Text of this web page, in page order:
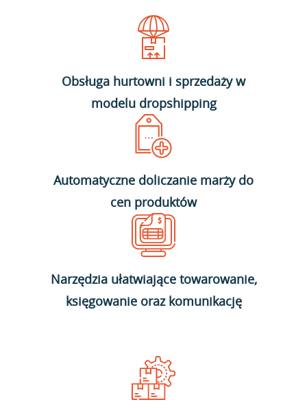
Obsługa hurtowni i sprzedaży w
modelu dropshipping
Automatyczne doliczanie marży do
cen produktów
Narzędzia ułatwiające towarowanie,
księgowanie oraz komunikację